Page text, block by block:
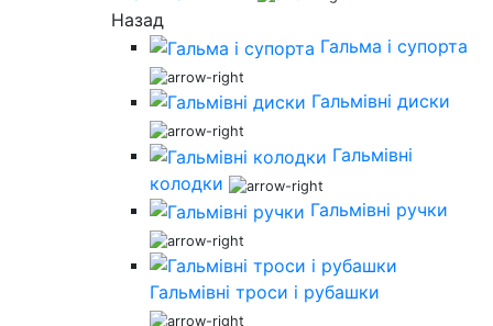
Назад
Гальма і супорта
Гальмівні диски
Гальмівні
колодки
Гальмівні ручки
Гальмівні троси і рубашки